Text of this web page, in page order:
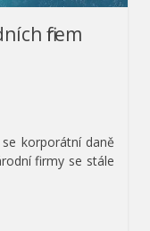
firem
korporátní daně
firmy se stále